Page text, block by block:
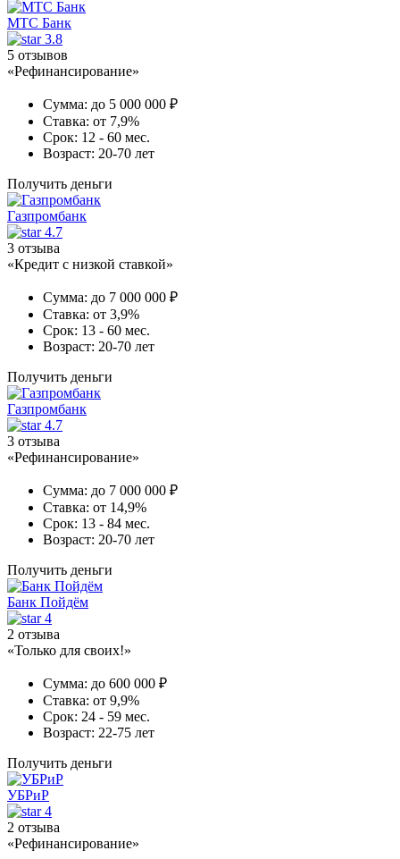
МТС Банк
3.8
5 отзывов
«Рефинансирование»
Сумма: до 5 000 000 ₽
Ставка: от 7,9%
Срок: 12 - 60 мес.
Возраст: 20-70 лет
Получить деньги
Газпромбанк
4.7
3 отзыва
«Кредит с низкой ставкой»
Сумма: до 7 000 000 ₽
Ставка: от 3,9%
Срок: 13 - 60 мес.
Возраст: 20-70 лет
Получить деньги
Газпромбанк
4.7
3 отзыва
«Рефинансирование»
Сумма: до 7 000 000 ₽
Ставка: от 14,9%
Срок: 13 - 84 мес.
Возраст: 20-70 лет
Получить деньги
Банк Пойдём
4
2 отзыва
«Только для своих!»
Сумма: до 600 000 ₽
Ставка: от 9,9%
Срок: 24 - 59 мес.
Возраст: 22-75 лет
Получить деньги
УБРиР
4
2 отзыва
«Рефинансирование»